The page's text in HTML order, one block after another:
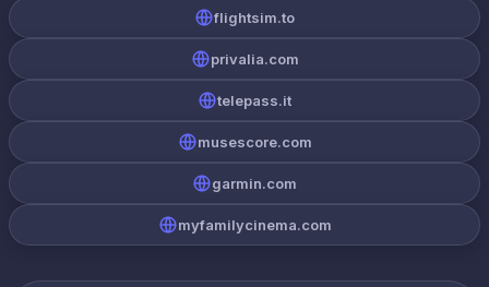
flightsim.to
privalia.com
telepass.it
musescore.com
garmin.com
myfamilycinema.com